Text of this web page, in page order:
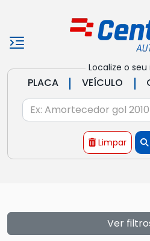
Localize o
PLACA | VEÍCULO |
Limpar
Ver